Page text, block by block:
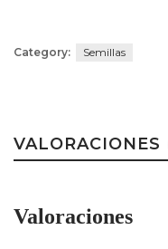
Category: Semillas
VALORACIONES
Valoraciones